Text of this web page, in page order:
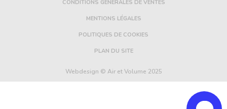
CONDITIONS GÉNÉRALES DE VENTES
MENTIONS LÉGALES
POLITIQUES DE COOKIES
PLAN DU SITE
Webdesign © Air et Volume 2025